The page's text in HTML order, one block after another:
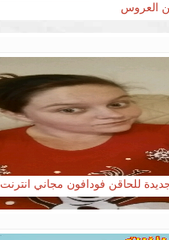
العروس
للحاقن فودافون مجاني انترنت